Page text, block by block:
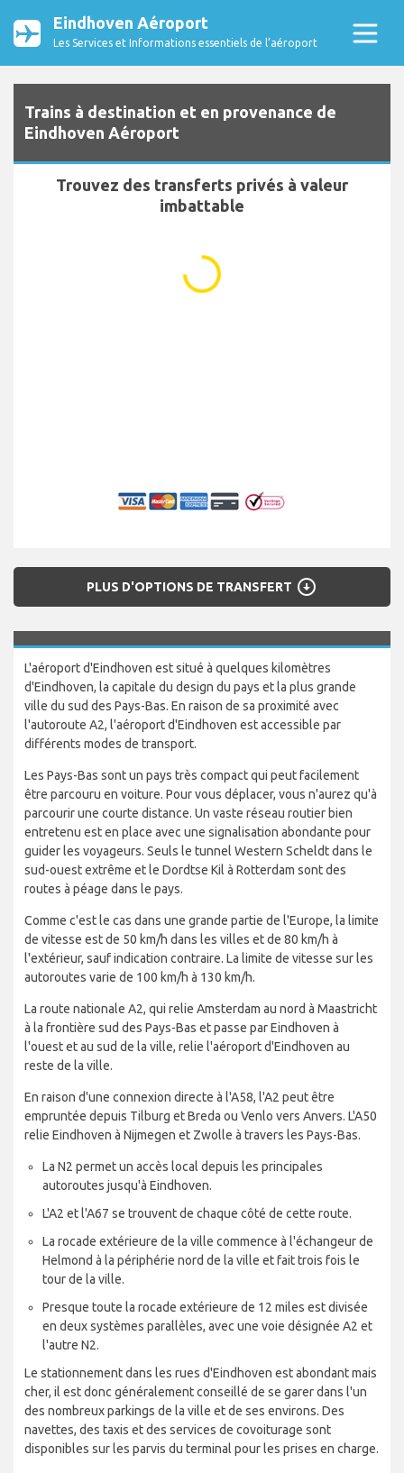
Eindhoven Aéroport
Les Services et Informations essentiels de l’aéroport
Trains à destination et en provenance de
Eindhoven Aéroport
Trouvez des transferts privés à valeur
imbattable
...
PLUS D'OPTIONS DE TRANSFERT arrow_circle_down
L'aéroport d'Eindhoven est situé à quelques kilomètres
d'Eindhoven, la capitale du design du pays et la plus grande
ville du sud des Pays-Bas. En raison de sa proximité avec
l'autoroute A2, l'aéroport d'Eindhoven est accessible par
différents modes de transport.
Les Pays-Bas sont un pays très compact qui peut facilement
être parcouru en voiture. Pour vous déplacer, vous n'aurez qu'à
parcourir une courte distance. Un vaste réseau routier bien
entretenu est en place avec une signalisation abondante pour
guider les voyageurs. Seuls le tunnel Western Scheldt dans le
sud-ouest extrême et le Dordtse Kil à Rotterdam sont des
routes à péage dans le pays.
Comme c'est le cas dans une grande partie de l'Europe, la limite
de vitesse est de 50 km/h dans les villes et de 80 km/h à
l'extérieur, sauf indication contraire. La limite de vitesse sur les
autoroutes varie de 100 km/h à 130 km/h.
La route nationale A2, qui relie Amsterdam au nord à Maastricht
à la frontière sud des Pays-Bas et passe par Eindhoven à
l'ouest et au sud de la ville, relie l'aéroport d'Eindhoven au
reste de la ville.
En raison d'une connexion directe à l'A58, l'A2 peut être
empruntée depuis Tilburg et Breda ou Venlo vers Anvers. L'A50
relie Eindhoven à Nijmegen et Zwolle à travers les Pays-Bas.
La N2 permet un accès local depuis les principales
autoroutes jusqu'à Eindhoven.
L'A2 et l'A67 se trouvent de chaque côté de cette route.
La rocade extérieure de la ville commence à l'échangeur de
Helmond à la périphérie nord de la ville et fait trois fois le
tour de la ville.
Presque toute la rocade extérieure de 12 miles est divisée
en deux systèmes parallèles, avec une voie désignée A2 et
l'autre N2.
Le stationnement dans les rues d'Eindhoven est abondant mais
cher, il est donc généralement conseillé de se garer dans l'un
des nombreux parkings de la ville et de ses environs. Des
navettes, des taxis et des services de covoiturage sont
disponibles sur les parvis du terminal pour les prises en charge.